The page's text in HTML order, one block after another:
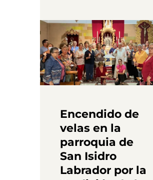
Encendido de
velas en la
parroquia de
San Isidro
Labrador por la